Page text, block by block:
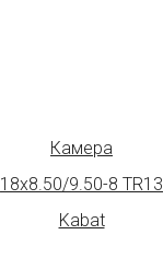
Камера
18x8.50/9.50-8 TR13
Kabat